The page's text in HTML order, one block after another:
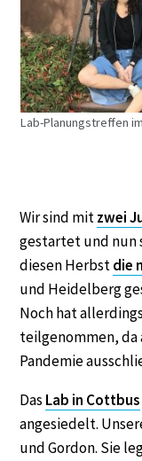
Lab-Planungstreffen
Wir sind mitzwei
gestartet und nun
diesen Herbstdie
und Heidelberg
Noch hat
teilgenommen,
Pandemie
Das Lab in Cottbus
angesiedelt.
und Gordon. Sie